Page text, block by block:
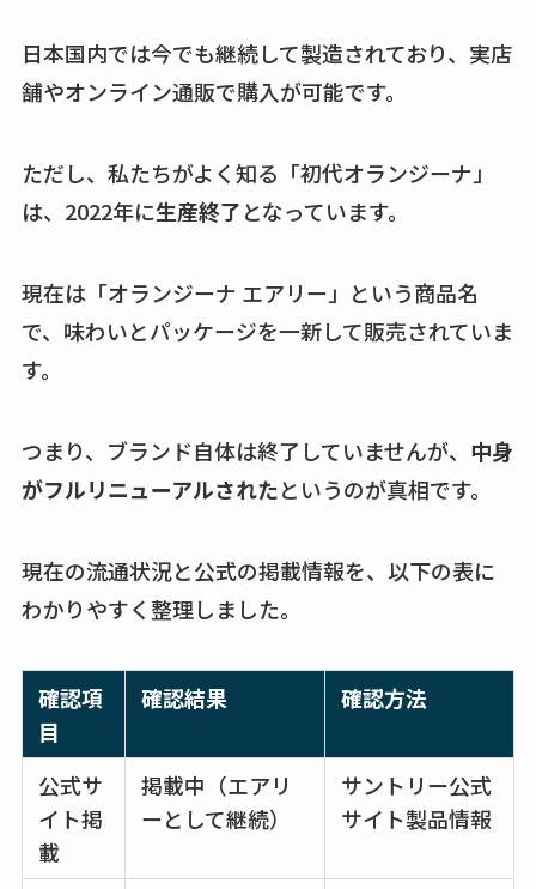
日本国内では今でも継続して製造されており、実店
舗やオンライン通販で購入が可能です。
ただし、私たちがよく知る「初代オランジーナ」
は、2022年に生産終了となっています。
現在は「オランジーナ エアリー」という商品名
で、味わいとパッケージを一新して販売されていま
す。
つまり、ブランド自体は終了していませんが、 中身
がフルリニューアルされたというのが真相です。
現在の流通状況と公式の掲載情報を、以下の表に
わかりやすく整理しました。
確認項
目
確認結果 確認方法
公式サ
イト掲
載
掲載中（エアリ
ーとして継続）
サントリー公式
サイト製品情報